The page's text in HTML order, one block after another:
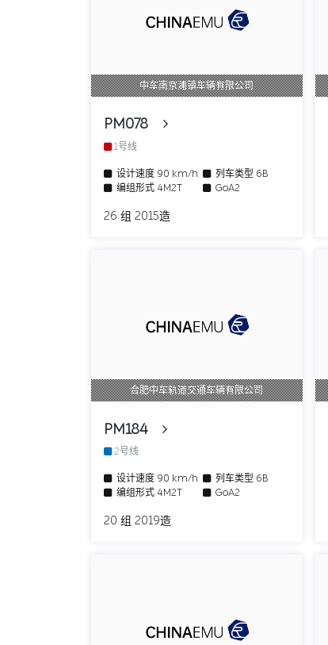
中车南京浦镇车辆有限公司
PM078
1号线
设计速度 90 km/h 列车类型 6B
编组形式 4M2T GoA2
26 组 2015造
合肥中车轨道交通车辆有限公司
PM184
2号线
设计速度 90 km/h 列车类型 6B
编组形式 4M2T GoA2
20 组 2019造